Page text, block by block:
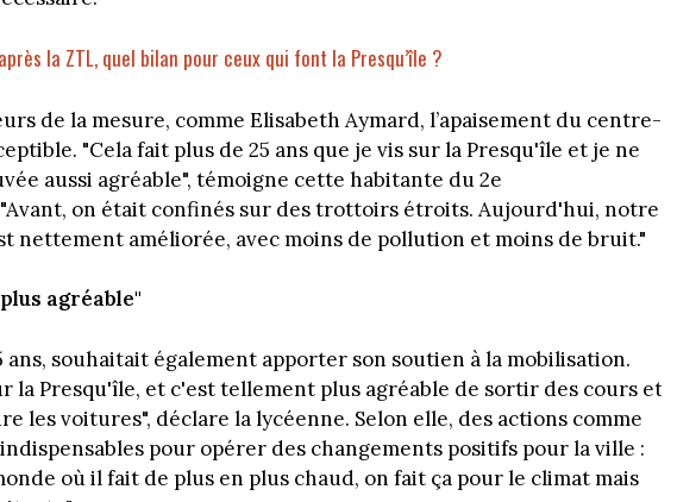
la ZTL, quel bilan pour ceux qui font la Presqu’île ?
de la mesure, comme Elisabeth Aymard, l’apaisement du centre-
"Cela fait plus de 25 ans que je vis sur la Presqu'île et je ne
aussi agréable", témoigne cette habitante du 2e
on était confinés sur des trottoirs étroits. Aujourd'hui, notre
nettement améliorée, avec moins de pollution et moins de bruit."
agréable"
ans, souhaitait également apporter son soutien à la mobilisation.
la Presqu'île, et c'est tellement plus agréable de sortir des cours et
les voitures", déclare la lycéenne. Selon elle, des actions comme
pour opérer des changements positifs pour la ville :
où il fait de plus en plus chaud, on fait ça pour le climat mais